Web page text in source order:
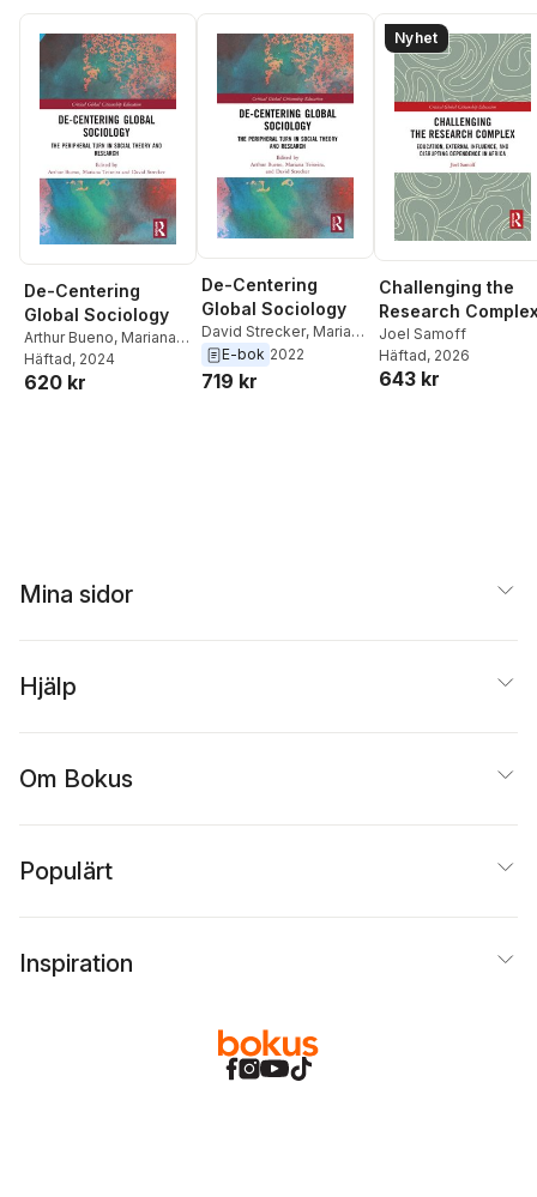
De-Centering
Global Sociology
Arthur Bueno, Mariana
Teixeira,David
Strecker
Häftad, 2024
620 kr
De-Centering
Global Sociology
David Strecker, Mariana
Teixeira, Arthur Bueno
E-bok 2022
719 kr
Nyhet
Challenging the
Research
Joel Samoff
Häftad, 2026
643 kr
Mina sidor
Hjälp
Om Bokus
Populärt
Inspiration